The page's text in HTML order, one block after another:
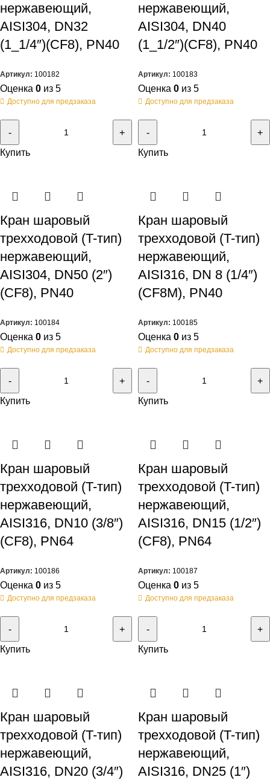
нержавеющий,
AISI304, DN32
(1_1/4″)(CF8), PN40
Артикул: 100182
Оценка 0 из 5
Доступно для предзаказа
Купить
нержавеющий,
AISI304, DN40
(1_1/2″)(CF8), PN40
Артикул: 100183
Оценка 0 из 5
Доступно для предзаказа
Купить
Кран шаровый
трехходовой (T-тип)
нержавеющий,
AISI304, DN50 (2″)
(CF8), PN40
Артикул: 100184
Оценка 0 из 5
Доступно для предзаказа
Купить
Кран шаровый
трехходовой (T-тип)
нержавеющий,
AISI316, DN 8 (1/4″)
(CF8M), PN40
Артикул: 100185
Оценка 0 из 5
Доступно для предзаказа
Купить
Кран шаровый
трехходовой (T-тип)
нержавеющий,
AISI316, DN10 (3/8″)
(CF8), PN64
Артикул: 100186
Оценка 0 из 5
Доступно для предзаказа
Купить
Кран шаровый
трехходовой (T-тип)
нержавеющий,
AISI316, DN15 (1/2″)
(CF8), PN64
Артикул: 100187
Оценка 0 из 5
Доступно для предзаказа
Купить
Кран шаровый
трехходовой (T-тип)
нержавеющий,
AISI316, DN20 (3/4″)
Кран шаровый
трехходовой (T-тип)
нержавеющий,
AISI316, DN25 (1″)